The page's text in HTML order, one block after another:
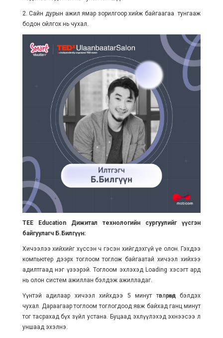
2. Сайн дурын ажил ямар зорилгоор хийж байгаагаа тунгааж
бодон ойлгох нь чухал.
TEE Education Дижитал технологийн сургуулийг үүсгэн
байгуулагч Б.Билгүүн:
Хичээлээ хийхийг хүссэн ч гэсэн хийгдэхгүй үе олон. Гэхдээ
компьютер дээрх тоглоом тоглож байгаатай хичээл хийхээ
адилтгаад нэг үзээрэй. Тоглоом эхлэхэд Loading хэсэгт ард
нь олон систем ажиллан бэлдэж ажилладаг.
Үүнтэй адилаар хичээл хийхдээ 5 минут төвлөрөхөд бэлдэх
чухал. Дараагаар тоглоом тоглогдоод явж байхад ганц минут
тог тасрахад бүх зүйл устана. Буцаад эхлүүлэхэд эхнээсээ л
уншаад эхэлнэ.